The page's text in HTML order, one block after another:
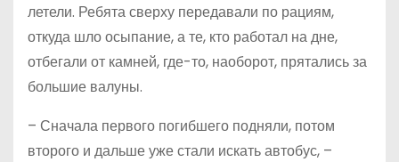
летели. Ребята сверху передавали по рациям,
откуда шло осыпание, а те, кто работал на дне,
отбегали от камней, где-то, наоборот, прятались за
большие валуны.
– Сначала первого погибшего подняли, потом
второго и дальше уже стали искать автобус, –